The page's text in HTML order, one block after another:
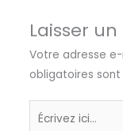
Laisser
Votre adresse
obligatoires
Écrivez